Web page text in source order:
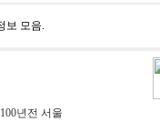
100년전 서울